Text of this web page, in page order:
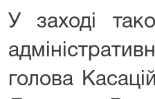
У заході
голова